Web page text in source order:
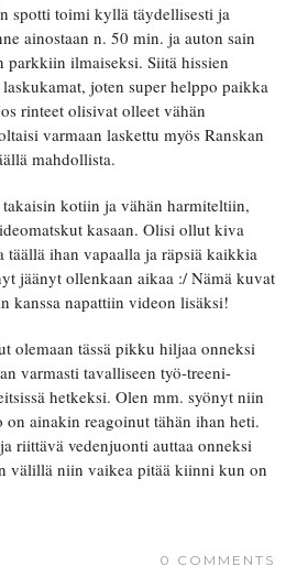
spotti toimi kyllä täydellisesti ja
ainostaan n. 50 min. ja auton sain
parkkiin ilmaiseksi. Siitä hissien
joten super helppo paikka
rinteet olisivat olleet vähän
varmaan laskettu myös Ranskan
mahdollista.
kotiin ja vähän harmiteltiin,
kasaan. Olisi ollut kiva
täällä ihan vapaalla ja räpsiä kaikkia
jäänyt ollenkaan aikaa :/ Nämä kuvat
kanssa napattiin videon lisäksi!
olemaan tässä pikku hiljaa onneksi
varmasti tavalliseen työ-treeni-
hetkeksi. Olen mm. syönyt niin
ainakin reagoinut tähän ihan heti.
riittävä vedenjuonti auttaa onneksi
välillä niin vaikea pitää kiinni kun on
0 COMMENTS